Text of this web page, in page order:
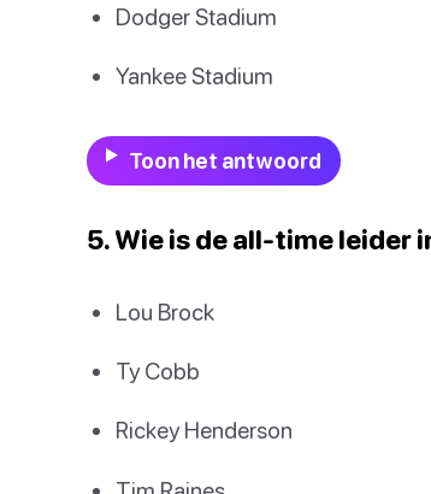
Dodger Stadium
Yankee Stadium
Toon het antwoord
5. Wie is de all-time leider
Lou Brock
Ty Cobb
Rickey Henderson